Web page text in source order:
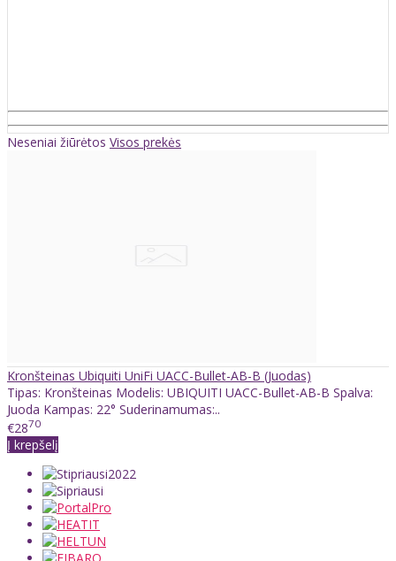
Neseniai žiūrėtos Visos prekės
Kronšteinas Ubiquiti UniFi UACC-Bullet-AB-B (Juodas)
Tipas: Kronšteinas Modelis: UBIQUITI UACC-Bullet-AB-B Spalva:
Juoda Kampas: 22° Suderinamumas:..
€2870
Į krepšelį